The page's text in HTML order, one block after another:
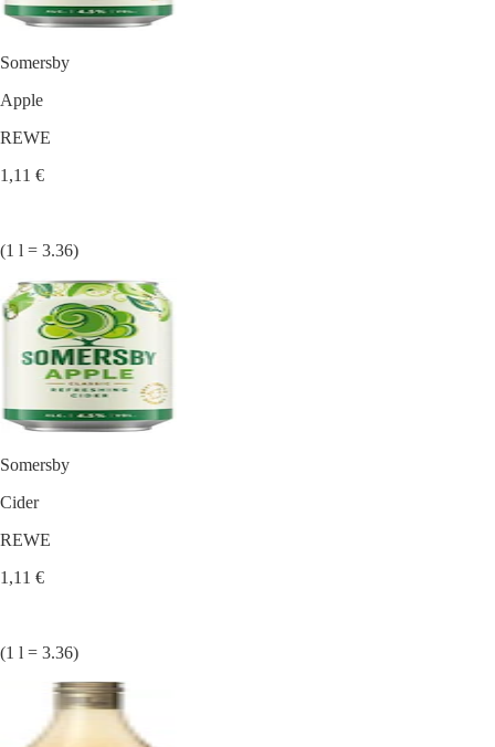
Somersby
Apple
REWE
1,11 €
(1 l = 3.36)
Somersby
Cider
REWE
1,11 €
(1 l = 3.36)